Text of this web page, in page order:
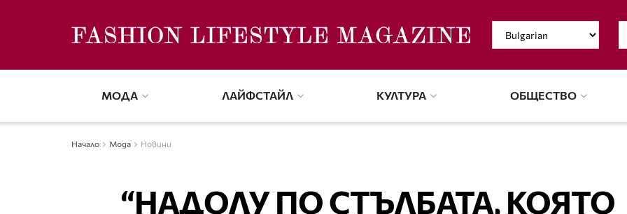
МОДА ЛАЙФСТАЙЛ КУЛТУРА ОБЩЕСТВО
Начало Мода Новини
“НАДОЛУ ПО СТЪЛБАТА, КОЯТО